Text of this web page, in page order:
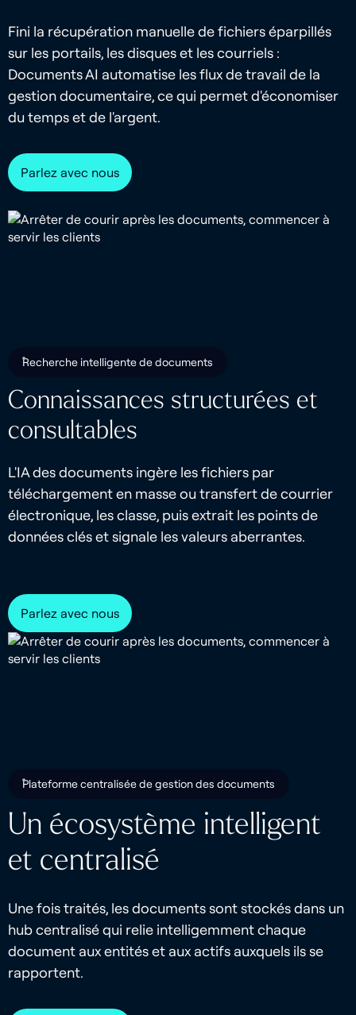
Fini la récupération manuelle de fichiers éparpillés
sur les portails, les disques et les courriels :
Documents AI automatise les flux de travail de la
gestion documentaire, ce qui permet d'économiser
du temps et de l'argent.
Parlez avec nous
Recherche intelligente de documents
Connaissances structurées et
consultables
L'IA des documents ingère les fichiers par
téléchargement en masse ou transfert de courrier
électronique, les classe, puis extrait les points de
données clés et signale les valeurs aberrantes.
Parlez avec nous
Plateforme centralisée de gestion des documents
Un écosystème intelligent
et centralisé
Une fois traités, les documents sont stockés dans un
hub centralisé qui relie intelligemment chaque
document aux entités et aux actifs auxquels ils se
rapportent.